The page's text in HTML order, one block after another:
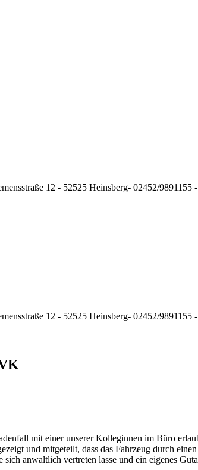
12 - 52525 Heinsberg- 02452/9891155
12 - 52525 Heinsberg- 02452/9891155
mit einer unserer Kolleginnen im Büro
und mitgeteilt, dass das Fahrzeug durch
anwaltlich vertreten lasse und ein eigenes